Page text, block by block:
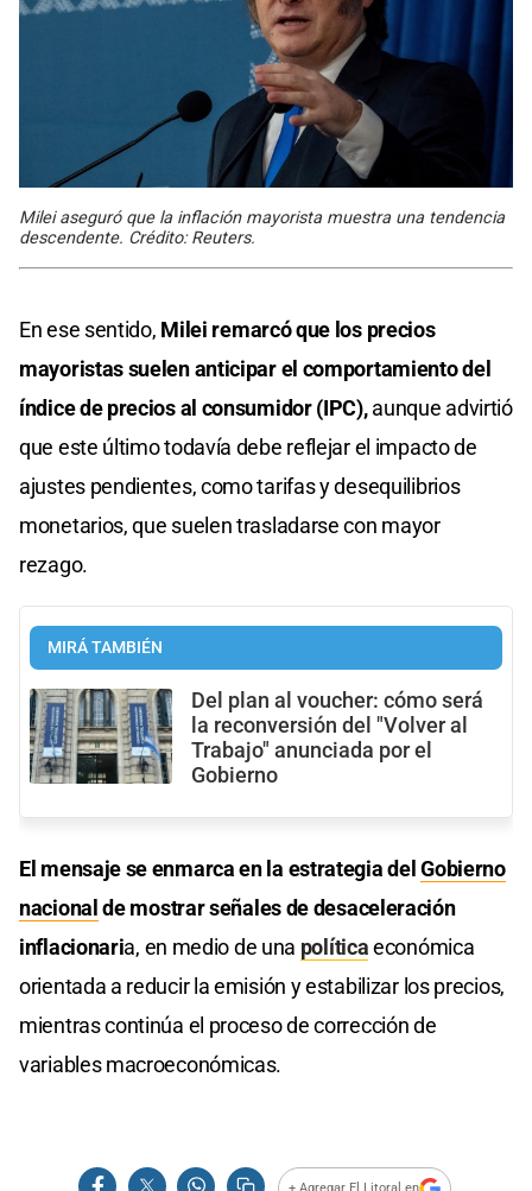
Milei aseguró que la inflación mayorista muestra una tendencia
descendente. Crédito: Reuters.
En ese sentido, Milei remarcó que los precios
mayoristas suelen anticipar el comportamiento del
índice de precios al consumidor (IPC),aunque advirtió
que este último todavía debe reflejar el impacto de
ajustes pendientes, como tarifas y desequilibrios
monetarios, que suelen trasladarse con mayor
rezago.
MIRÁ TAMBIÉN
Del plan al voucher: cómo será
la reconversión del "Volver al
Trabajo" anunciada por el
Gobierno
El mensaje se enmarca en la estrategia delGobierno
nacionalde mostrar señales de desaceleración
inflacionaria, en medio de una políticaeconómica
orientada a reducir la emisión y estabilizar los precios,
mientras continúa el proceso de corrección de
variables macroeconómicas.